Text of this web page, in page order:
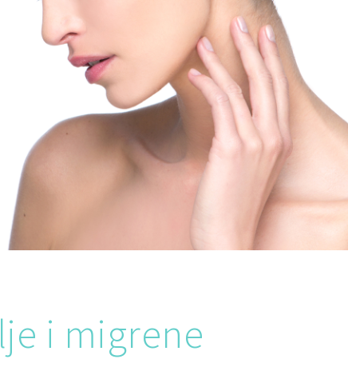
i migrene